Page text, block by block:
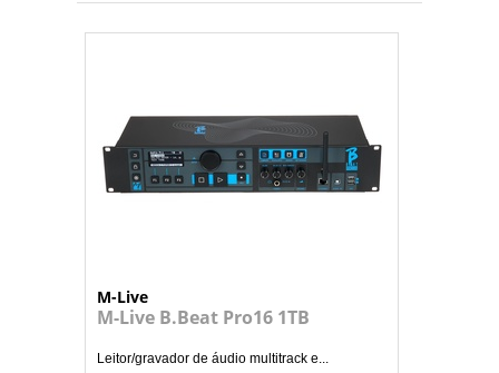
M-Live
M-Live B.Beat Pro16 1TB
Leitor/gravador de áudio multitrack e...